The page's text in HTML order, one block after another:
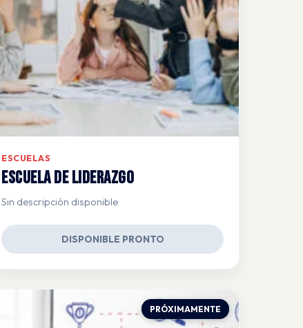
ESCUELAS
Escuela de Liderazgo
Sin descripción disponible
DISPONIBLE PRONTO
PRÓXIMAMENTE